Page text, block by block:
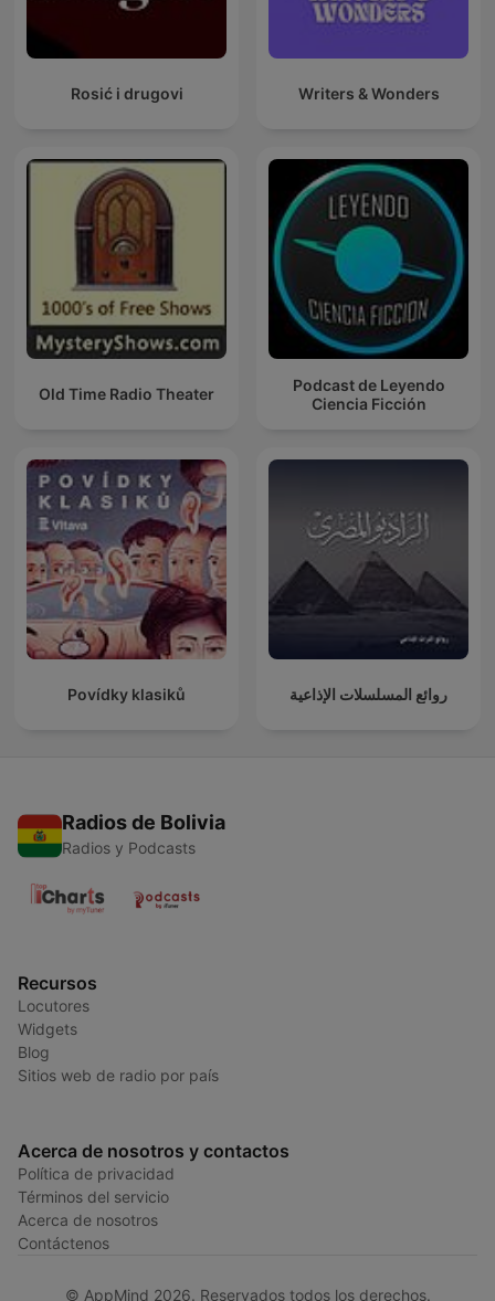
Rosić i drugovi Writers & Wonders
Old Time Radio Theater
Podcast de Leyendo
Ciencia Ficción
Povídky klasiků روائع المسلسلات الإذاعية
Radios de Bolivia
Radios y Podcasts
Recursos
Locutores
Widgets
Blog
Sitios web de radio por país
Acerca de nosotros y contactos
Política de privacidad
Términos del servicio
Acerca de nosotros
Contáctenos
© AppMind 2026. Reservados todos los derechos.